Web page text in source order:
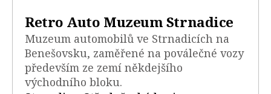
Retro Auto Muzeum Strnadice
Muzeum automobilů ve Strnadicích na
Benešovsku, zaměřené na poválečné vozy
především ze zemí někdejšího
východního bloku.